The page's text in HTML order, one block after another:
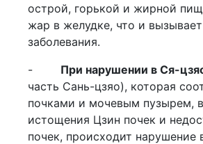
острой, горькой и жирной
жар в желудке, что и
заболевания.
- При нарушении в Ся-
часть Сань-цзяо), которая
почками и мочевым пузырем,
истощения Цзин почек и
почек, происходит нарушение